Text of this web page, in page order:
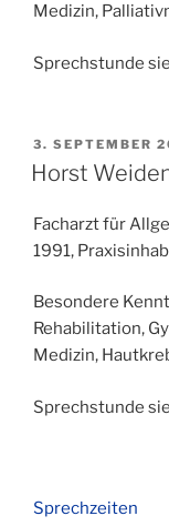
Medizin,
Sprechstunde
AM
3. SEPTEMBER
Horst
Facharzt für
1991,
Besondere
Rehabilitation,
Medizin,
Sprechstunde
Sprechzeiten